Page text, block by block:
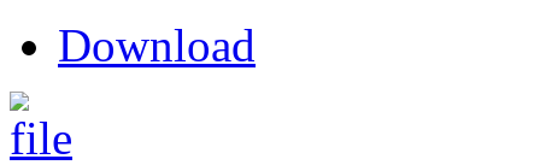
Download